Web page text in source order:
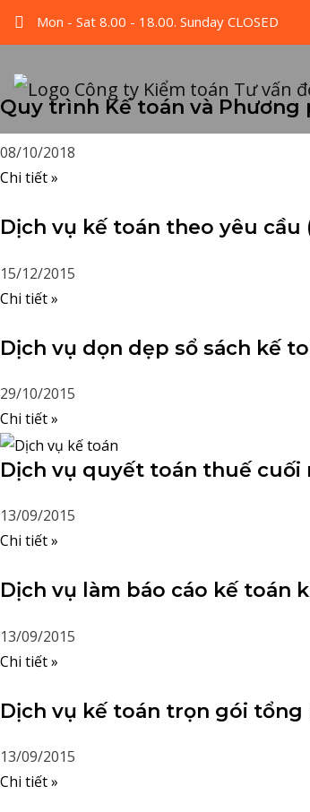
Mon - Sat 8.00 - 18.00. Sunday CLOSED
Quy trình Kế toán và Phương
08/10/2018
Chi tiết »
Dịch vụ kế toán theo yêu cầu
15/12/2015
Chi tiết »
Dịch vụ dọn dẹp sổ sách kế
29/10/2015
Chi tiết »
Dịch vụ quyết toán thuế cuối
13/09/2015
Chi tiết »
Dịch vụ làm báo cáo kế toán
13/09/2015
Chi tiết »
Dịch vụ kế toán trọn gói tổng
13/09/2015
Chi tiết »